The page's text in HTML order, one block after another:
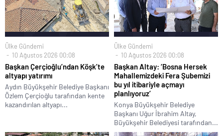
Ülke Gündemi
10 Ağustos 2026 00:08
Başkan Çerçioğlu’ndan Köşk’te
altyapı yatırımı
Aydın Büyükşehir Belediye Başkanı
Özlem Çerçioğlu tarafından kente
kazandırılan altyapı...
Ülke Gündemi
10 Ağustos 2026 00:08
Başkan Altay: ‘Bosna Hersek
Mahallemizdeki Fera Şubemizi
bu yıl itibariyle açmayı
planlıyoruz’
Konya Büyükşehir Belediye
Başkanı Uğur İbrahim Altay,
Büyükşehir Belediyesi tarafından...